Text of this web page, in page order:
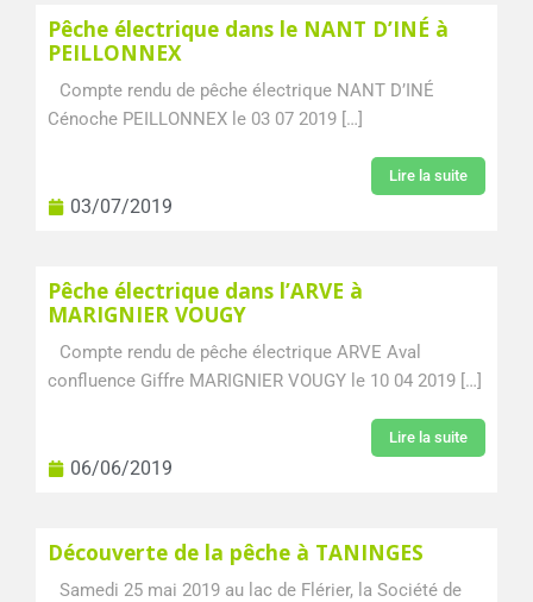
Pêche électrique dans le NANT D’INÉ à
PEILLONNEX
Compte rendu de pêche électrique NANT D’INÉ
Cénoche PEILLONNEX le 03 07 2019 […]
Lire la suite
03/07/2019
Pêche électrique dans l’ARVE à
MARIGNIER VOUGY
Compte rendu de pêche électrique ARVE Aval
confluence Giffre MARIGNIER VOUGY le 10 04 2019 […]
Lire la suite
06/06/2019
Découverte de la pêche à TANINGES
Samedi 25 mai 2019 au lac de Flérier, la Société de